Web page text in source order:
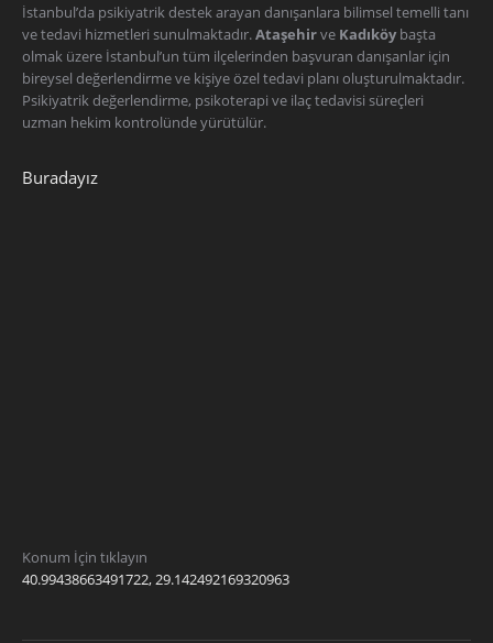
İstanbul’da psikiyatrik destek arayan danışanlara bilimsel temelli tanı
ve tedavi hizmetleri sunulmaktadır.Ataşehirve Kadıköy başta
olmak üzere İstanbul’un tüm ilçelerinden başvuran danışanlar için
bireysel değerlendirme ve kişiye özel tedavi planı oluşturulmaktadır.
Psikiyatrik değerlendirme, psikoterapi ve ilaç tedavisi süreçleri
uzman hekim kontrolünde yürütülür.
Buradayız
Konum İçin tıklayın
40.99438663491722, 29.142492169320963